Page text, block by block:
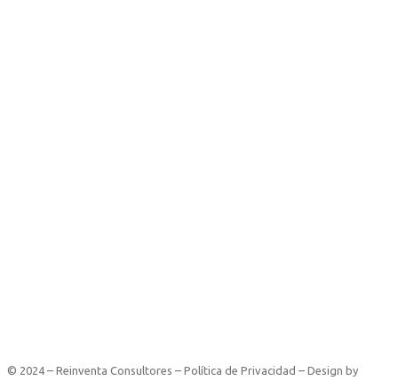
© 2024 – Reinventa Consultores – Política de Privacidad – Design by